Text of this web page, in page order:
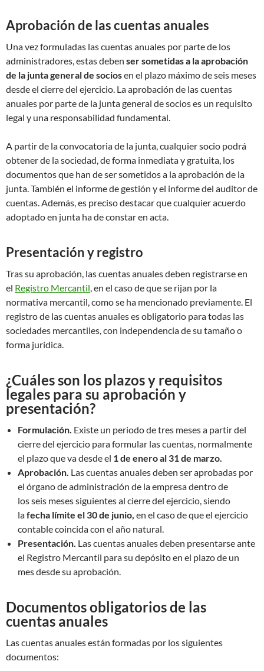
Aprobación de las cuentas anuales
Una vez formuladas las cuentas anuales por parte de los
administradores, estas deben ser sometidas a la aprobación
de la junta general de sociosen el plazo máximo de seis meses
desde el cierre del ejercicio. La aprobación de las cuentas
anuales por parte de la junta general de socios es un requisito
legal y una responsabilidad fundamental.
A partir de la convocatoria de la junta, cualquier socio podrá
obtener de la sociedad, de forma inmediata y gratuita, los
documentos que han de ser sometidos a la aprobación de la
junta. También el informe de gestión y el informe del auditor de
cuentas. Además, es preciso destacar que cualquier acuerdo
adoptado en junta ha de constar en acta.
Presentación y registro
Tras su aprobación, las cuentas anuales deben registrarse en
el Registro Mercantil, en el caso de que se rijan por la
normativa mercantil, como se ha mencionado previamente. El
registro de las cuentas anuales es obligatorio para todas las
sociedades mercantiles, con independencia de su tamaño o
forma jurídica.
¿Cuáles son los plazos y requisitos
legales para su aprobación y
presentación?
Formulación. Existe un periodo de tres meses a partir del
cierre del ejercicio para formular las cuentas, normalmente
el plazo que va desde el 1 de enero al 31 de marzo.
Aprobación. Las cuentas anuales deben ser aprobadas por
el órgano de administración de la empresa dentro de
los seis meses siguientes al cierre del ejercicio, siendo
lafecha límite el 30 de junio, en el caso de que el ejercicio
contable coincida con el año natural.
Presentación. Las cuentas anuales deben presentarse ante
el Registro Mercantil para su depósito en el plazo de un
mes desde su aprobación.
Documentos obligatorios de las
cuentas anuales
Las cuentas anuales están formadas por los siguientes
documentos: